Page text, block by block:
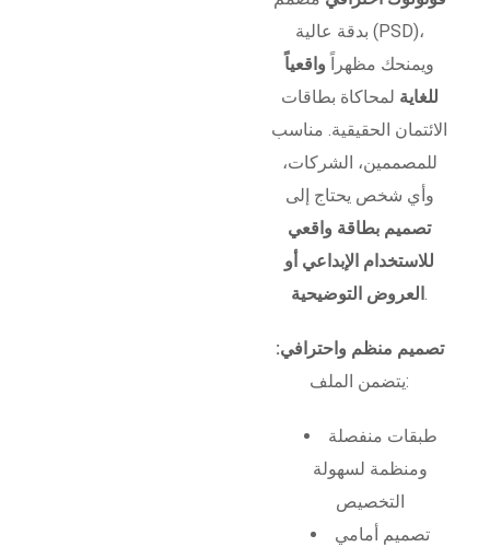
بدقة عالية (PSD)،
ويمنحك مظهراً واقعياً
للغاية لمحاكاة بطاقات
الائتمان الحقيقية. مناسب
للمصممين، الشركات،
وأي شخص يحتاج إلى
تصميم بطاقة واقعي
للاستخدام الإبداعي أو
العروض التوضيحية .
تصميم منظم واحترافي:
يتضمن الملف:
طبقات منفصلة
ومنظمة لسهولة
التخصيص
تصميم أمامي